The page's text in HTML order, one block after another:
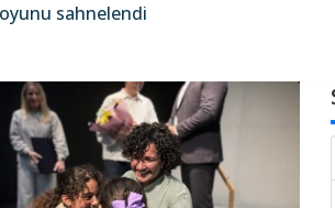
sahnelendi